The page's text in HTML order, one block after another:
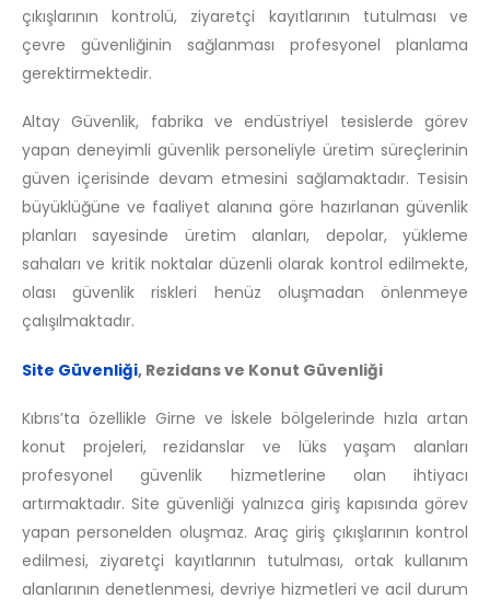
çıkışlarının kontrolü, ziyaretçi kayıtlarının tutulması ve
çevre güvenliğinin sağlanması profesyonel planlama
gerektirmektedir.
Altay Güvenlik, fabrika ve endüstriyel tesislerde görev
yapan deneyimli güvenlik personeliyle üretim süreçlerinin
güven içerisinde devam etmesini sağlamaktadır. Tesisin
büyüklüğüne ve faaliyet alanına göre hazırlanan güvenlik
planları sayesinde üretim alanları, depolar, yükleme
sahaları ve kritik noktalar düzenli olarak kontrol edilmekte,
olası güvenlik riskleri henüz oluşmadan önlenmeye
çalışılmaktadır.
Site Güvenliği, Rezidans ve Konut Güvenliği
Kıbrıs’ta özellikle Girne ve İskele bölgelerinde hızla artan
konut projeleri, rezidanslar ve lüks yaşam alanları
profesyonel güvenlik hizmetlerine olan ihtiyacı
artırmaktadır. Site güvenliği yalnızca giriş kapısında görev
yapan personelden oluşmaz. Araç giriş çıkışlarının kontrol
edilmesi, ziyaretçi kayıtlarının tutulması, ortak kullanım
alanlarının denetlenmesi, devriye hizmetleri ve acil durum